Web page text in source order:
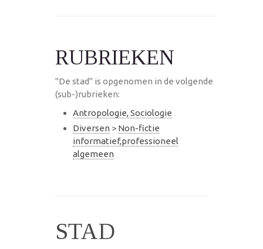
RUBRIEKEN
"De stad" is opgenomen in de volgende
(sub-)rubrieken:
Antropologie, Sociologie
Diversen > Non-fictie
informatief,professioneel
algemeen
STAD